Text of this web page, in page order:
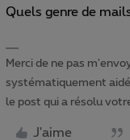
Quels genre de
Merci de ne pas
systématiquement aidé
le post qui a résolu
J'aime